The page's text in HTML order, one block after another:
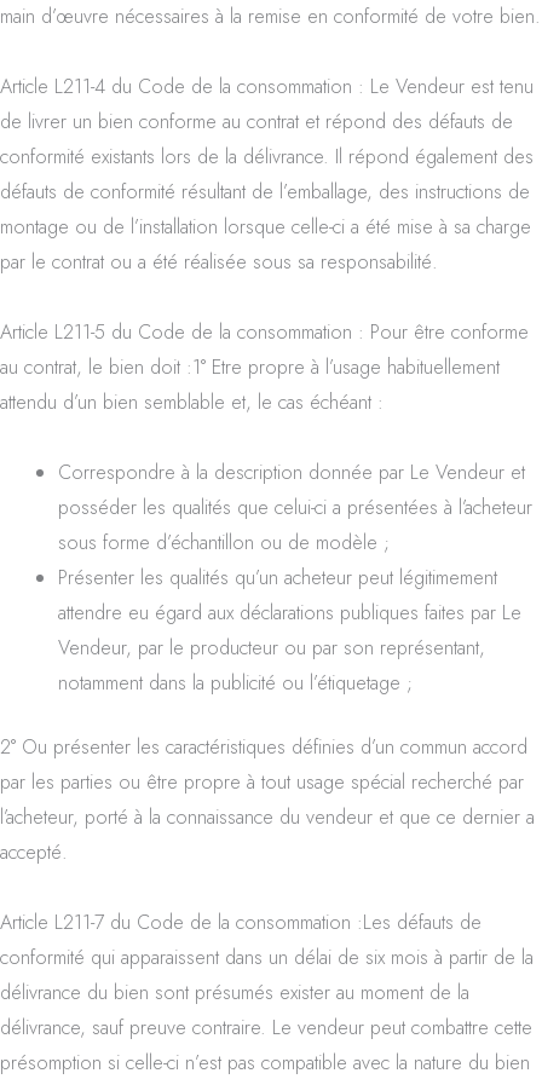
main d’œuvre nécessaires à la remise en conformité de votre bien.
Article L211-4 du Code de la consommation : Le Vendeur est tenu
de livrer un bien conforme au contrat et répond des défauts de
conformité existants lors de la délivrance. Il répond également des
défauts de conformité résultant de l’emballage, des instructions de
montage ou de l’installation lorsque celle-ci a été mise à sa charge
par le contrat ou a été réalisée sous sa responsabilité.
Article L211-5 du Code de la consommation : Pour être conforme
au contrat, le bien doit :1° Etre propre à l’usage habituellement
attendu d’un bien semblable et, le cas échéant :
Correspondre à la description donnée par Le Vendeur et
posséder les qualités que celui-ci a présentées à l’acheteur
sous forme d’échantillon ou de modèle ;
Présenter les qualités qu’un acheteur peut légitimement
attendre eu égard aux déclarations publiques faites par Le
Vendeur, par le producteur ou par son représentant,
notamment dans la publicité ou l’étiquetage ;
2° Ou présenter les caractéristiques définies d’un commun accord
par les parties ou être propre à tout usage spécial recherché par
l’acheteur, porté à la connaissance du vendeur et que ce dernier a
accepté.
Article L211-7 du Code de la consommation :Les défauts de
conformité qui apparaissent dans un délai de six mois à partir de la
délivrance du bien sont présumés exister au moment de la
délivrance, sauf preuve contraire. Le vendeur peut combattre cette
présomption si celle-ci n’est pas compatible avec la nature du bien